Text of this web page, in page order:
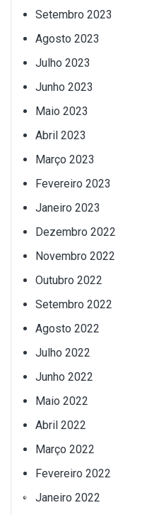
Setembro 2023
Agosto 2023
Julho 2023
Junho 2023
Maio 2023
Abril 2023
Março 2023
Fevereiro 2023
Janeiro 2023
Dezembro 2022
Novembro 2022
Outubro 2022
Setembro 2022
Agosto 2022
Julho 2022
Junho 2022
Maio 2022
Abril 2022
Março 2022
Fevereiro 2022
Janeiro 2022